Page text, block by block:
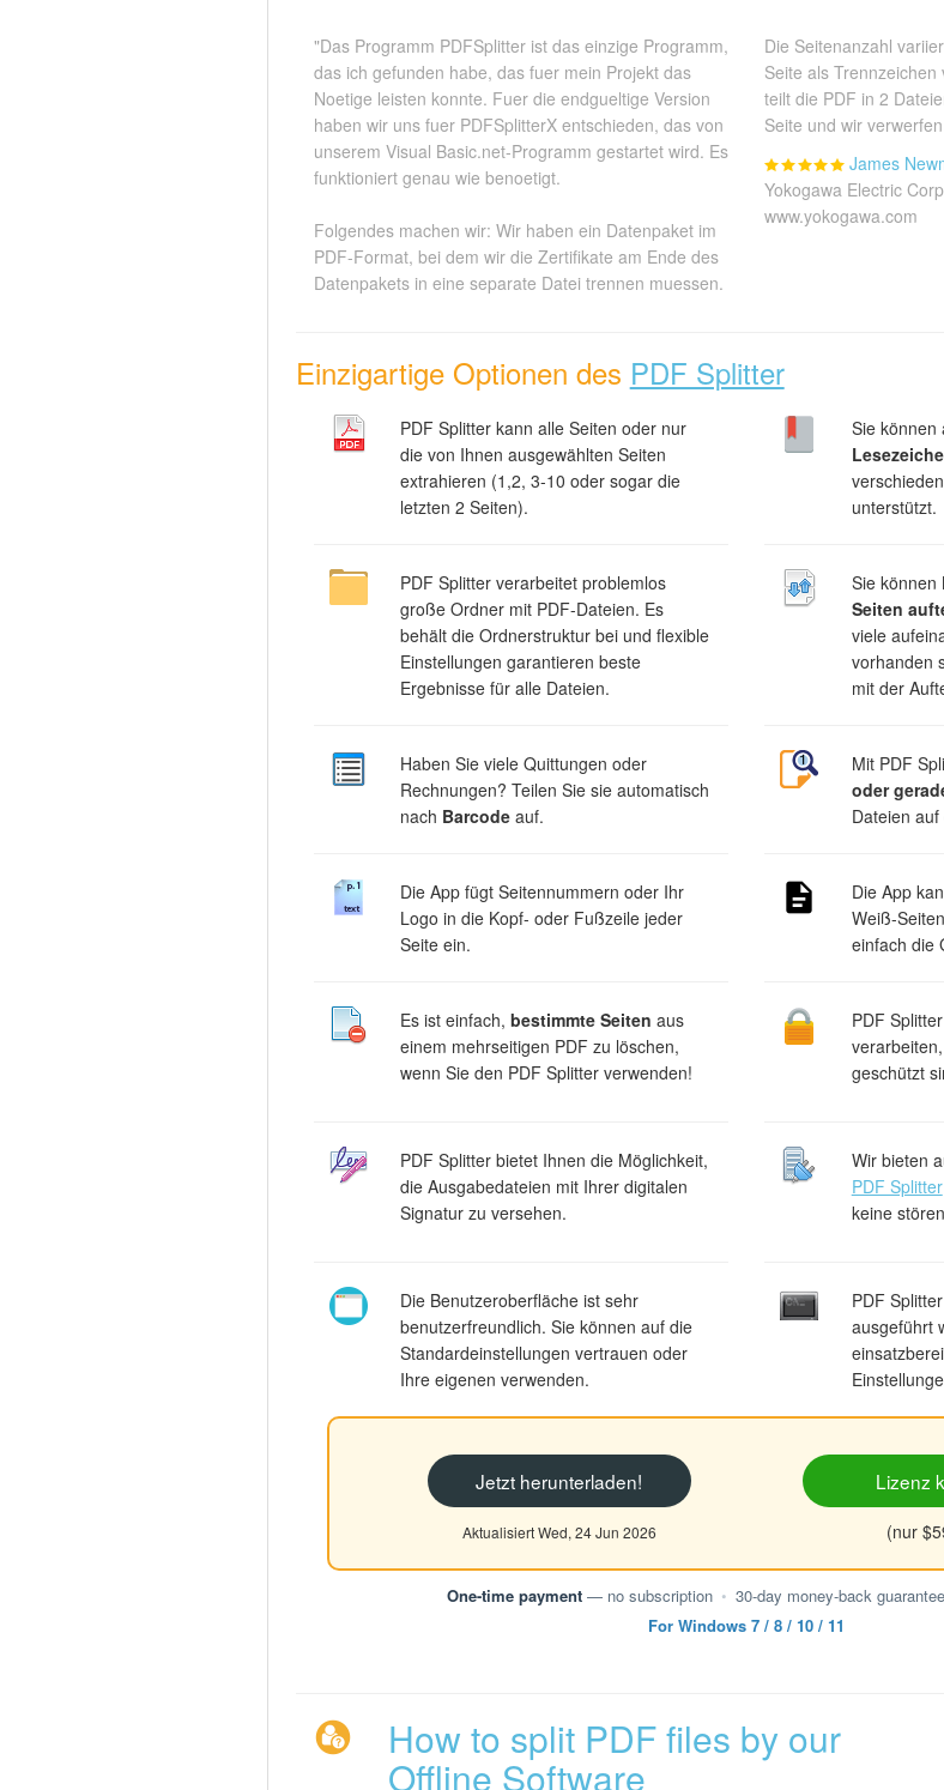
"Das Programm PDFSplitter ist das einzige Programm,
das ich gefunden habe, das fuer mein Projekt das
Noetige leisten konnte. Fuer die endgueltige Version
haben wir uns fuer PDFSplitterX entschieden, das von
unserem Visual Basic.net-Programm gestartet wird. Es
funktioniert genau wie benoetigt.
Folgendes machen wir: Wir haben ein Datenpaket im
PDF-Format, bei dem wir die Zertifikate am Ende des
Datenpakets in eine separate Datei trennen muessen.
Die Seitenanzahl
Seite als
teilt die PDF in 2
Seite und wir
James
Yokogawa Electric
www.yokogawa.com
Einzigartige Optionen des PDF Splitter
PDF Splitter kann alle Seiten oder nur
die von Ihnen ausgewählten Seiten
extrahieren (1,2, 3-10 oder sogar die
letzten 2 Seiten).
PDF Splitter verarbeitet problemlos
große Ordner mit PDF-Dateien. Es
behält die Ordnerstruktur bei und flexible
Einstellungen garantieren beste
Ergebnisse für alle Dateien.
Haben Sie viele Quittungen oder
Rechnungen? Teilen Sie sie automatisch
nach Barcode auf.
Die App fügt Seitennummern oder Ihr
Logo in die Kopf- oder Fußzeile jeder
Seite ein.
Es ist einfach,bestimmte Seiten aus
einem mehrseitigen PDF zu löschen,
wenn Sie den PDF Splitter verwenden!
PDF Splitter bietet Ihnen die Möglichkeit,
die Ausgabedateien mit Ihrer digitalen
Signatur zu versehen.
Die Benutzeroberfläche ist sehr
benutzerfreundlich. Sie können auf die
Standardeinstellungen vertrauen oder
Ihre eigenen verwenden.
Sie können
unterstützt.
Sie können
Seiten
viele
vorhanden
mit der
Mit PDF
oder
Dateien
Die App
Weiß-
einfach die
PDF
geschützt
Wir bieten
PDF Splitter
keine
PDF
ausgeführt
Jetzt herunterladen!
Aktualisiert Wed, 24 Jun 2026
Lizenz
(nur
One-time payment— no subscription • 30-day money-back guarantee
For Windows 7 / 8 / 10 / 11
How to split PDF files by our
Offline Software